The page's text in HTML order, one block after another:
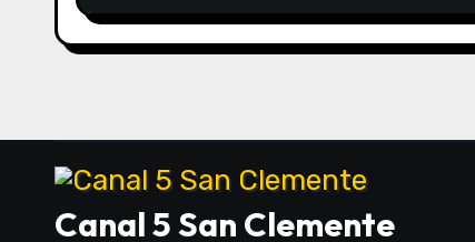
e
e
t
r
Canal 5 San Clemente